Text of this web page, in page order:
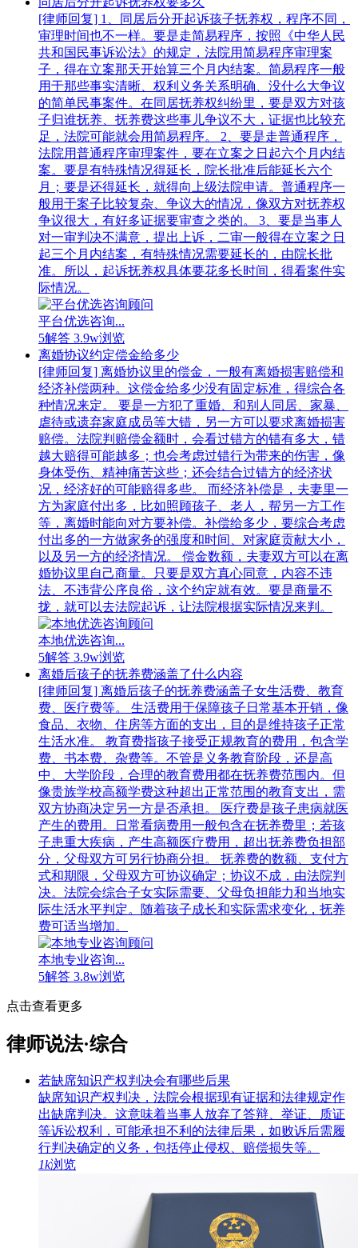
[律师回复] 1、同居后分开起诉孩子抚养权，程序不同，
审理时间也不一样。要是走简易程序，按照《中华人民
共和国民事诉讼法》的规定，法院用简易程序审理案
子，得在立案那天开始算三个月内结案。简易程序一般
用于那些事实清晰、权利义务关系明确、没什么大争议
的简单民事案件。在同居抚养权纠纷里，要是双方对孩
子归谁抚养、抚养费这些事儿争议不大，证据也比较充
足，法院可能就会用简易程序。 2、要是走普通程序，
法院用普通程序审理案件，要在立案之日起六个月内结
案。要是有特殊情况得延长，院长批准后能延长六个
月；要是还得延长，就得向上级法院申请。普通程序一
般用于案子比较复杂、争议大的情况，像双方对抚养权
争议很大，有好多证据要审查之类的。 3、要是当事人
对一审判决不满意，提出上诉，二审一般得在立案之日
起三个月内结案，有特殊情况需要延长的，由院长批
准。所以，起诉抚养权具体要花多长时间，得看案件实
际情况。
平台优选咨询...
5解答 3.9w浏览
离婚协议约定偿金给多少
[律师回复] 离婚协议里的偿金，一般有离婚损害赔偿和
经济补偿两种。这偿金给多少没有固定标准，得综合各
种情况来定。 要是一方犯了重婚、和别人同居、家暴、
虐待或遗弃家庭成员等大错，另一方可以要求离婚损害
赔偿。法院判赔偿金额时，会看过错方的错有多大，错
越大赔得可能越多；也会考虑过错行为带来的伤害，像
身体受伤、精神痛苦这些；还会结合过错方的经济状
况，经济好的可能赔得多些。 而经济补偿是，夫妻里一
方为家庭付出多，比如照顾孩子、老人，帮另一方工作
等，离婚时能向对方要补偿。补偿给多少，要综合考虑
付出多的一方做家务的强度和时间、对家庭贡献大小，
以及另一方的经济情况。 偿金数额，夫妻双方可以在离
婚协议里自己商量。只要是双方真心同意，内容不违
法、不违背公序良俗，这个约定就有效。要是商量不
拢，就可以去法院起诉，让法院根据实际情况来判。
本地优选咨询...
5解答 3.9w浏览
离婚后孩子的抚养费涵盖了什么内容
[律师回复] 离婚后孩子的抚养费涵盖子女生活费、教育
费、医疗费等。 生活费用于保障孩子日常基本开销，像
食品、衣物、住房等方面的支出，目的是维持孩子正常
生活水准。 教育费指孩子接受正规教育的费用，包含学
费、书本费、杂费等。不管是义务教育阶段，还是高
中、大学阶段，合理的教育费用都在抚养费范围内。但
像贵族学校高额学费这种超出正常范围的教育支出，需
双方协商决定另一方是否承担。 医疗费是孩子患病就医
产生的费用。日常看病费用一般包含在抚养费里；若孩
子患重大疾病，产生高额医疗费用，超出抚养费负担部
分，父母双方可另行协商分担。 抚养费的数额、支付方
式和期限，父母双方可协议确定；协议不成，由法院判
决。法院会综合子女实际需要、父母负担能力和当地实
际生活水平判定。随着孩子成长和实际需求变化，抚养
费可适当增加。
本地专业咨询...
5解答 3.8w浏览
点击查看更多
律师说法·综合
若缺席知识产权判决会有哪些后果
缺席知识产权判决，法院会根据现有证据和法律规定作
出缺席判决。这意味着当事人放弃了答辩、举证、质证
等诉讼权利，可能承担不利的法律后果，如败诉后需履
行判决确定的义务，包括停止侵权、赔偿损失等。
1k浏览